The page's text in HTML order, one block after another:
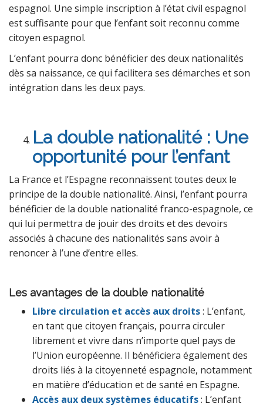
espagnol. Une simple inscription à l’état civil espagnol
est suffisante pour que l’enfant soit reconnu comme
citoyen espagnol.
L’enfant pourra donc bénéficier des deux nationalités
dès sa naissance, ce qui facilitera ses démarches et son
intégration dans les deux pays.
La double nationalité : Une
opportunité pour l’enfant
La France et l’Espagne reconnaissent toutes deux le
principe de la double nationalité. Ainsi, l’enfant pourra
bénéficier de la double nationalité franco-espagnole, ce
qui lui permettra de jouir des droits et des devoirs
associés à chacune des nationalités sans avoir à
renoncer à l’une d’entre elles.
Les avantages de la double nationalité
Libre circulation et accès aux droits: L’enfant,
en tant que citoyen français, pourra circuler
librement et vivre dans n’importe quel pays de
l’Union européenne. Il bénéficiera également des
droits liés à la citoyenneté espagnole, notamment
en matière d’éducation et de santé en Espagne.
Accès aux deux systèmes éducatifs: L’enfant